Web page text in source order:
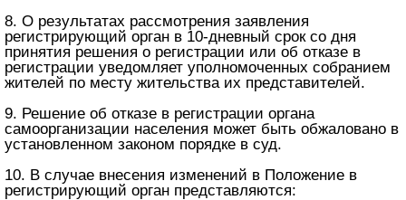
8. О результатах рассмотрения заявления
регистрирующий орган в 10-дневный срок со дня
принятия решения о регистрации или об отказе в
регистрации уведомляет уполномоченных собранием
жителей по месту жительства их представителей.
9. Решение об отказе в регистрации органа
самоорганизации населения может быть обжаловано в
установленном законом порядке в суд.
10. В случае внесения изменений в Положение в
регистрирующий орган представляются: